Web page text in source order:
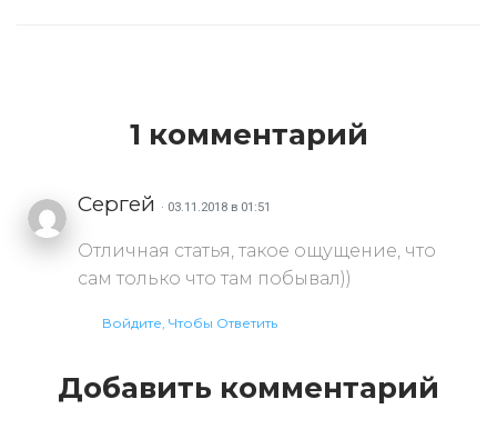
1 комментарий
Сергей · 03.11.2018 в 01:51
Отличная статья, такое ощущение, что
сам только что там побывал))
Войдите, Чтобы Ответить
Добавить комментарий